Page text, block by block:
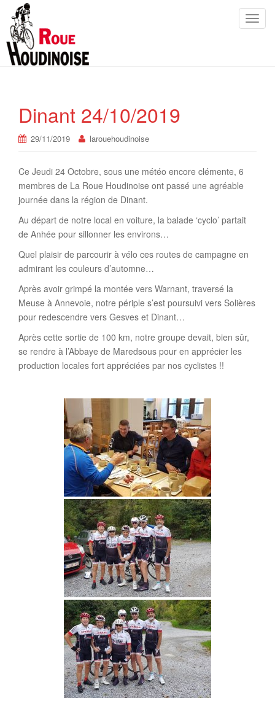
Dinant 24/10/2019
29/11/2019 larouehoudinoise
Ce Jeudi 24 Octobre, sous une météo encore clémente, 6
membres de La Roue Houdinoise ont passé une agréable
journée dans la région de Dinant.
Au départ de notre local en voiture, la balade ‘cyclo’ partait
de Anhée pour sillonner les environs…
Quel plaisir de parcourir à vélo ces routes de campagne en
admirant les couleurs d’automne…
Après avoir grimpé la montée vers Warnant, traversé la
Meuse à Annevoie, notre périple s’est poursuivi vers Solières
pour redescendre vers Gesves et Dinant…
Après cette sortie de 100 km, notre groupe devait, bien sûr,
se rendre à l’Abbaye de Maredsous pour en apprécier les
production locales fort appréciées par nos cyclistes !!